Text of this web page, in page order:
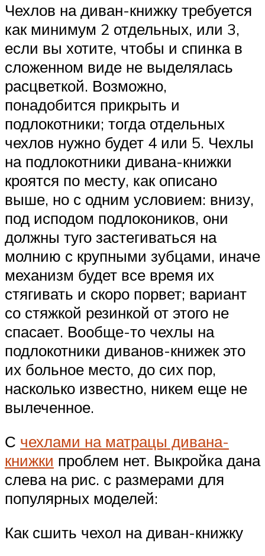
Чехлов на диван-книжку требуется
как минимум 2 отдельных, или 3,
если вы хотите, чтобы и спинка в
сложенном виде не выделялась
расцветкой. Возможно,
понадобится прикрыть и
подлокотники; тогда отдельных
чехлов нужно будет 4 или 5. Чехлы
на подлокотники дивана-книжки
кроятся по месту, как описано
выше, но с одним условием: внизу,
под исподом подлокоников, они
должны туго застегиваться на
молнию с крупными зубцами, иначе
механизм будет все время их
стягивать и скоро порвет; вариант
со стяжкой резинкой от этого не
спасает. Вообще-то чехлы на
подлокотники диванов-книжек это
их больное место, до сих пор,
насколько известно, никем еще не
вылеченное.
С чехлами на матрацы дивана-
книжки проблем нет. Выкройка дана
слева на рис. с размерами для
популярных моделей:
Как сшить чехол на диван-книжку